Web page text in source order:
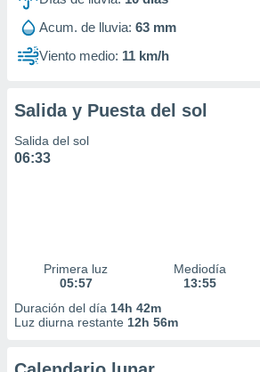
Acum. de lluvia: 63 mm
Viento medio: 11 km/h
Salida y Puesta del sol
Salida del sol
06:33
Primera luz
05:57
Mediodía
13:55
Duración del día 14h 42m
Luz diurna restante 12h 56m